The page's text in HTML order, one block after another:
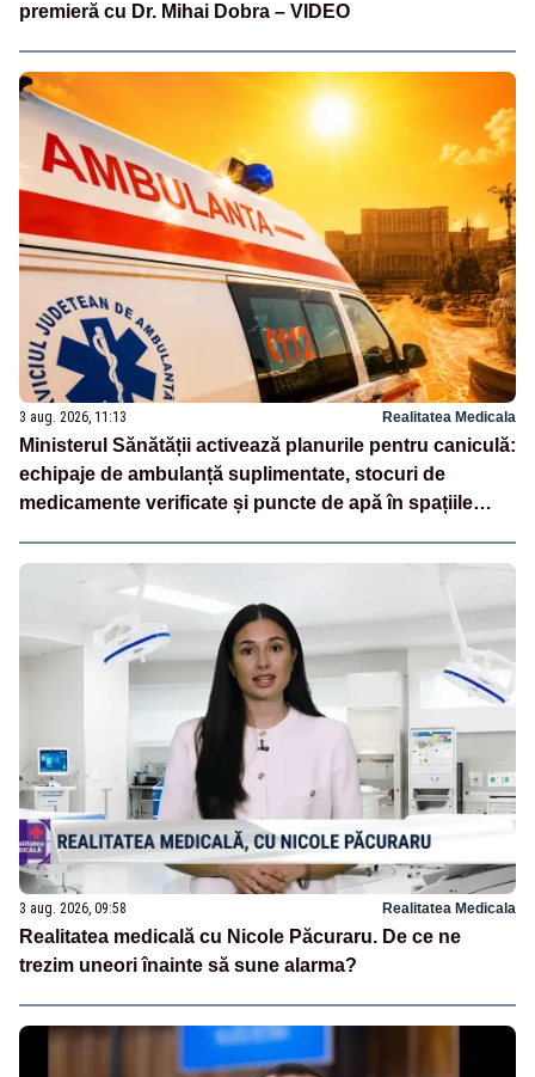
premieră cu Dr. Mihai Dobra – VIDEO
3 aug. 2026, 11:13 Realitatea Medicala
Ministerul Sănătății activează planurile pentru caniculă:
echipaje de ambulanță suplimentate, stocuri de
medicamente verificate și puncte de apă în spațiile
3 aug. 2026, 09:58 Realitatea Medicala
Realitatea medicală cu Nicole Păcuraru. De ce ne
trezim uneori înainte să sune alarma?